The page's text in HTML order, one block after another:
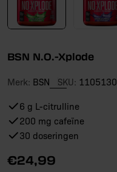
BSN N.O.-Xplode
Merk: BSN SKU: 1105130
6 g L-citrulline
200 mg cafeïne
30 doseringen
Reguliere
€24,99